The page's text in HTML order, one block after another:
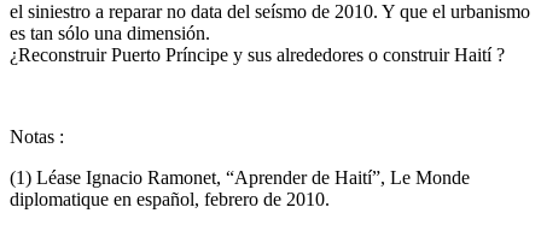
el siniestro a reparar no data del seísmo de 2010. Y que el urbanismo
es tan sólo una dimensión.
¿Reconstruir Puerto Príncipe y sus alrededores o construir Haití ?
Notas :
(1) Léase Ignacio Ramonet, “Aprender de Haití”, Le Monde
diplomatique en español, febrero de 2010.